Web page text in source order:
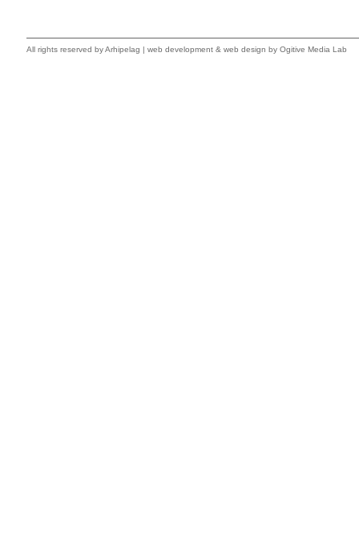
All rights reserved byArhipelag | web development & web design by Ogitive Media Lab